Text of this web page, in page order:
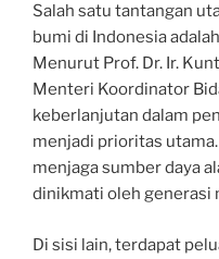
Salah satu tantangan
bumi di Indonesia
Menurut Prof. Dr. Ir.
Menteri Koordinator
keberlanjutan dalam
menjadi prioritas
menjaga sumber daya
dinikmati oleh generasi
Di sisi lain, terdapat